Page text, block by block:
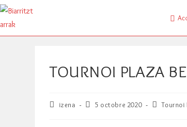
Skip
content
TOURNOI PLAZA
Auteur/autrice
izena
Publication
5 octobre 2020
PostTournoi